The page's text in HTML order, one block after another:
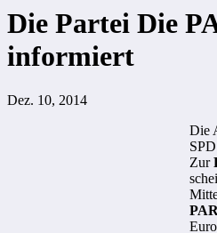
Die Partei Die
informiert
Dez. 10, 2014
Die
Zur